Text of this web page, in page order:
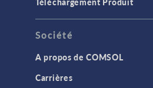
Société
A propos de COMSOL
Carrières